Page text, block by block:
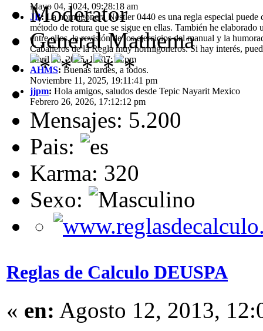
Mayo 04, 2024, 09:28:18 am
JB: La hormigonera Nestler 0440 es una regla especial
método de rotura que se sigue en ellas. También he
entre ellos, la revisión de los ejercicios del manual y la
Caballeros de la Regla muy hormigoneros. Si hay interés,
Abril 26, 2025, 16:07:13 pm
AHMS:Buenas tardes, a todos.
Noviembre 11, 2025, 19:11:41 pm
jjpm: Hola amigos, saludos desde Tepic Nayarit Mexico
Febrero 26, 2026, 17:12:12 pm
Moderator
General Mathema
Mensajes: 5.200
Pais:
Karma: 320
Sexo:
Reglas de Calculo DEUSPA
« en: Agosto 12, 2013,